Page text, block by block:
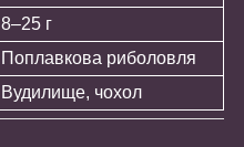
8–25 г
Поплавкова риболовля
Вудилище, чохол